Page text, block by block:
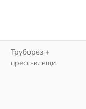
Труборез +
пресс-клещи